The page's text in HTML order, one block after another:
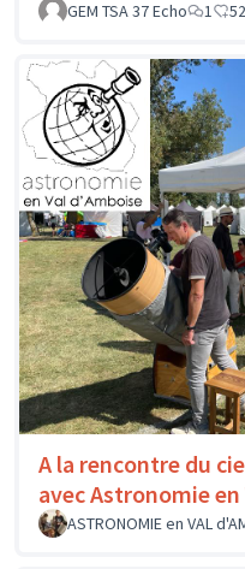
GEM TSA 37 Echo 1 52
A la rencontre du
avec Astronomie en
ASTRONOMIE en VAL